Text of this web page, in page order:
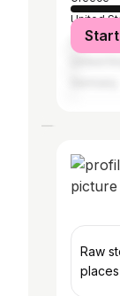
United
Cyprus
Raw